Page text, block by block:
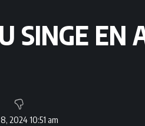
SINGE EN
2024 10:51 am